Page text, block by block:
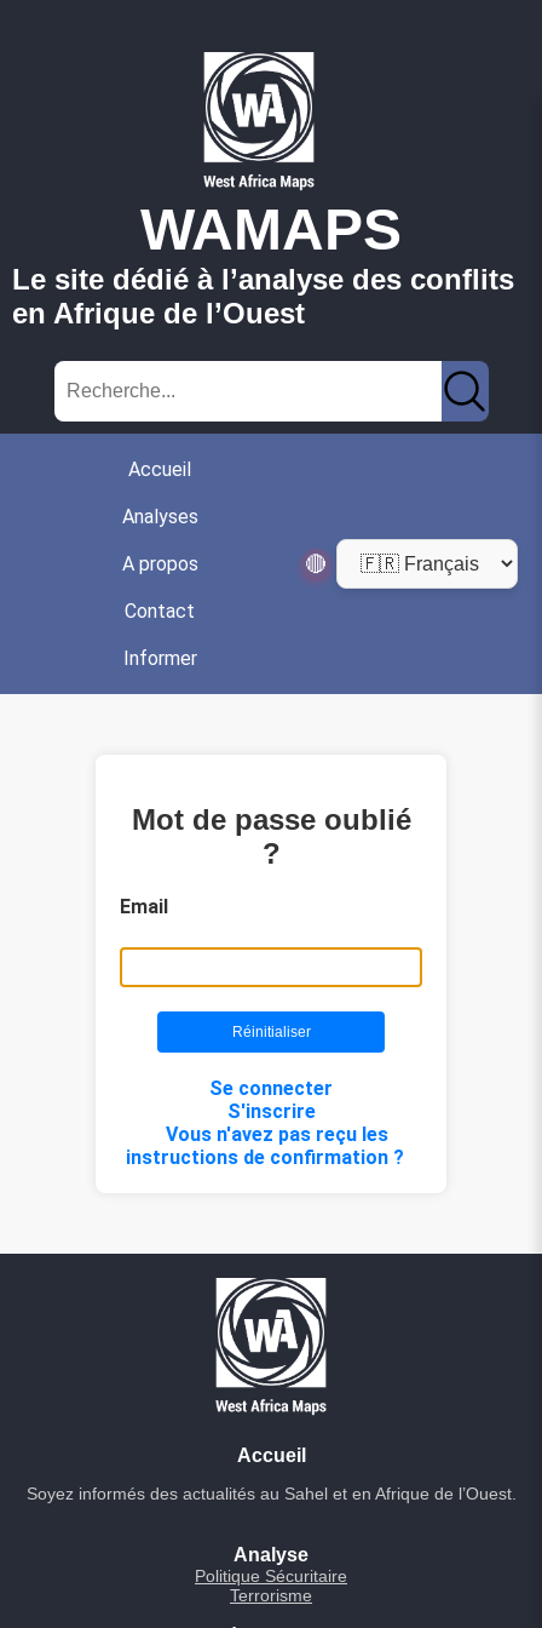
WAMAPS
Le site dédié à l’analyse des conflits
en Afrique de l’Ouest
Accueil
Analyses
A propos
Contact
Informer
🔴
Mot de passe oublié
?
Email
Se connecter
S'inscrire
Vous n'avez pas reçu les
instructions de confirmation ?
Accueil
Soyez informés des actualités au Sahel et en Afrique de l’Ouest.
Analyse
Politique Sécuritaire
Terrorisme